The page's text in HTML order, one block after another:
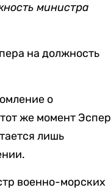
министра
на должность
о
же момент Эспер
лишь
военно-морских